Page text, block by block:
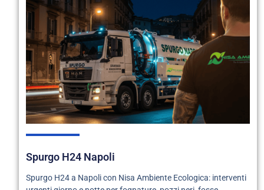
Spurgo H24 Napoli
Spurgo H24 a Napoli con Nisa Ambiente Ecologica: interventi